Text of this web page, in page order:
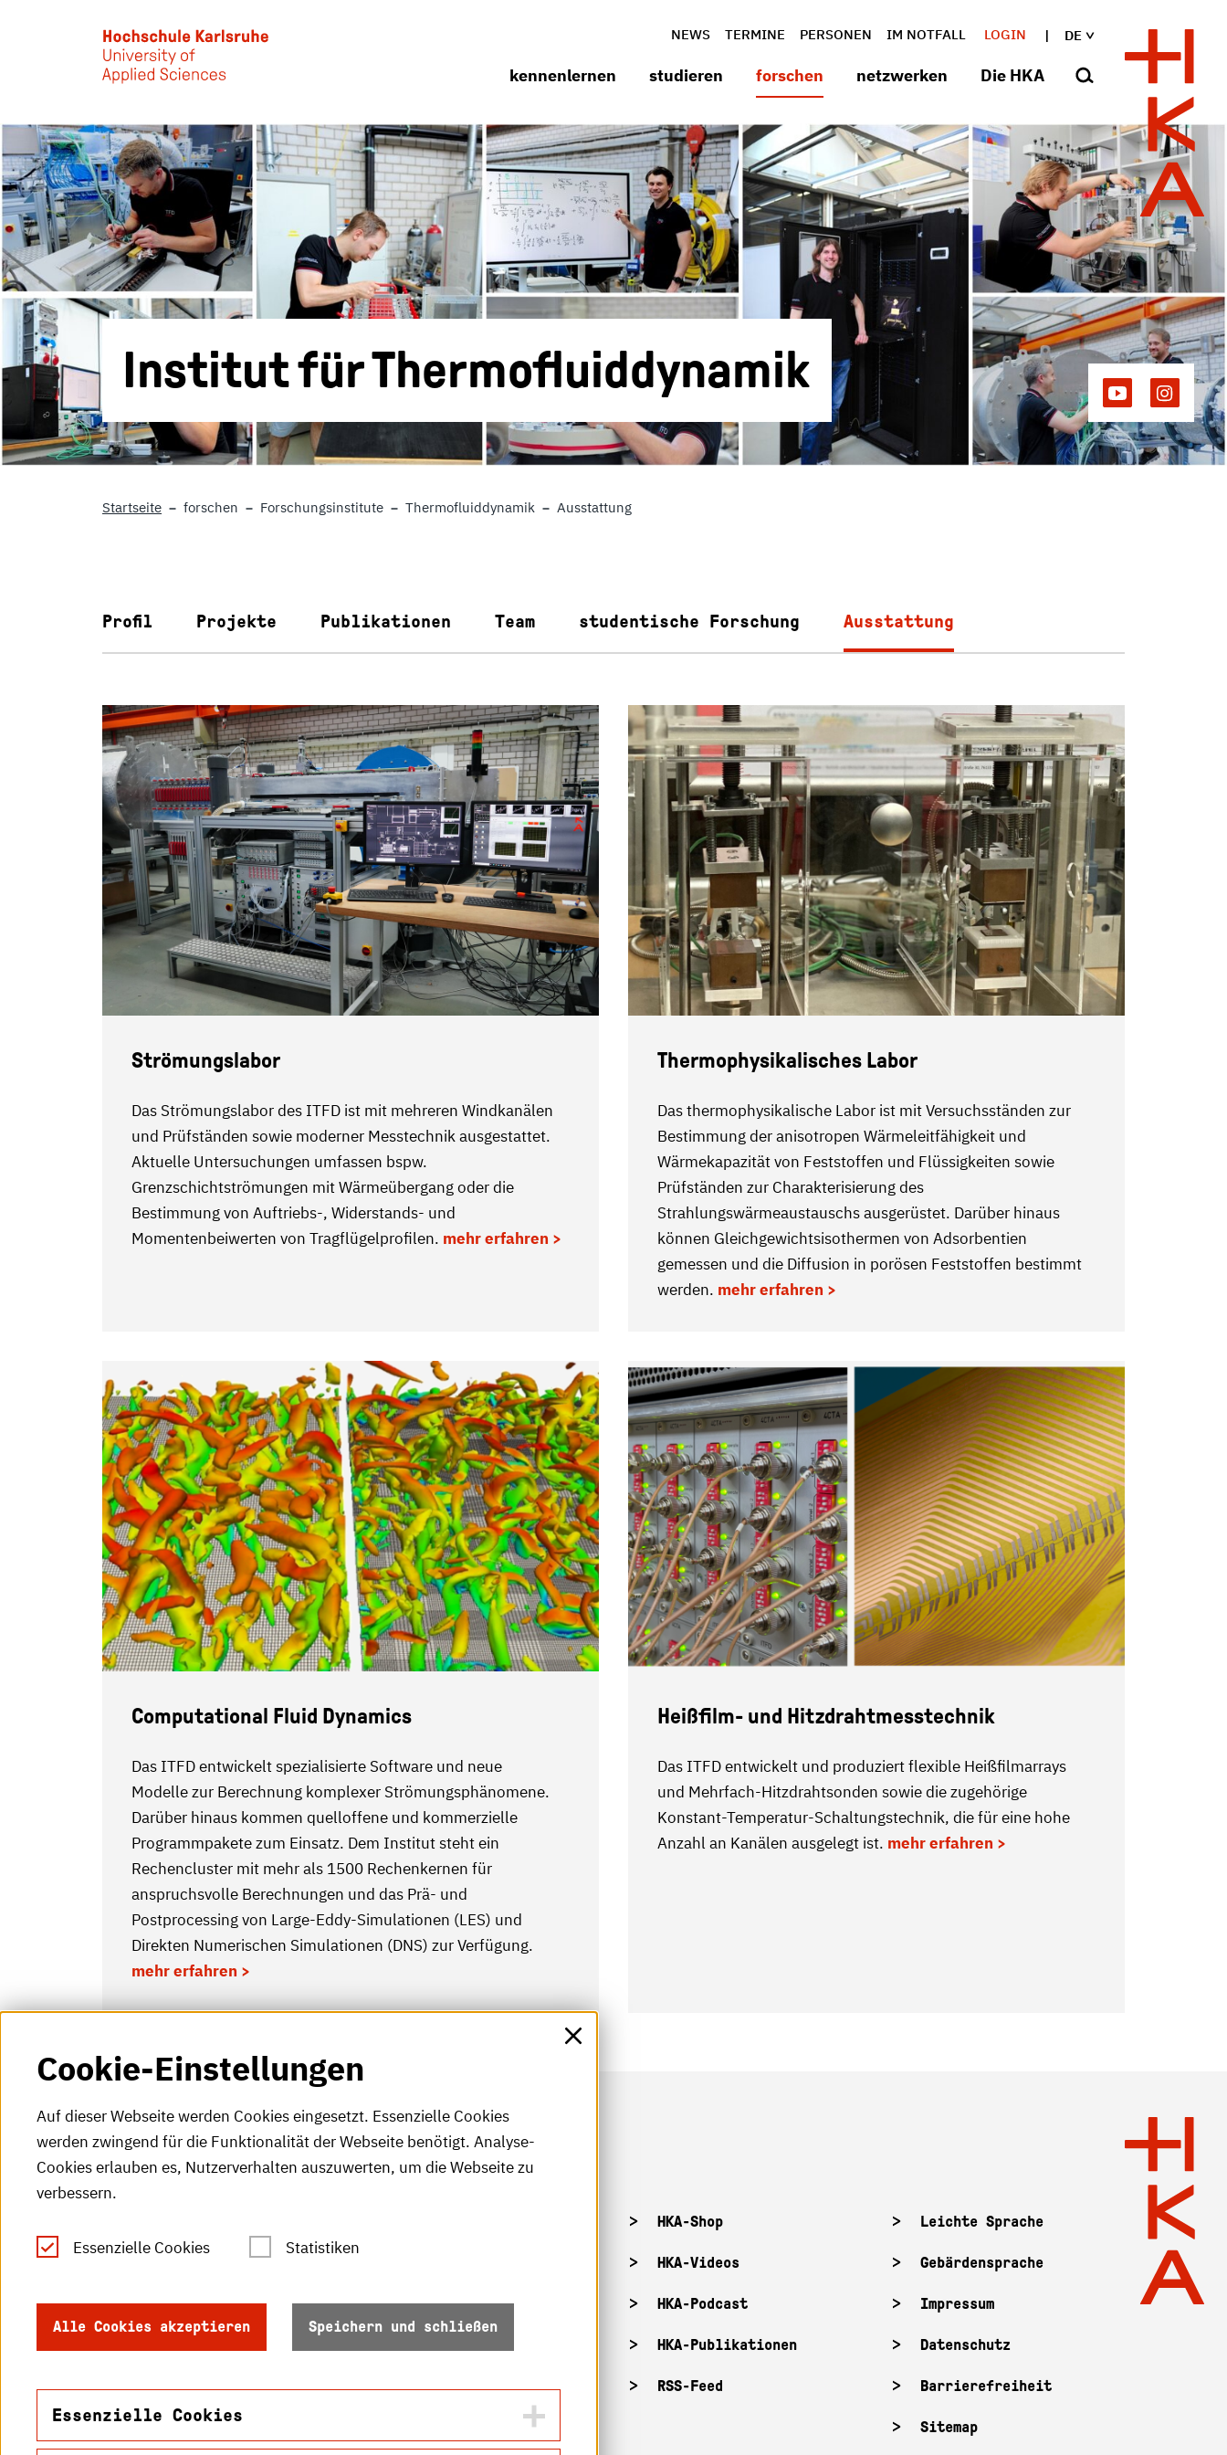
DE
NEWS TERMINE PERSONEN IM NOTFALL LOGIN
kennenlernen studieren forschen netzwerken Die HKA
Institut für Thermofluiddynamik
Startseite forschen Forschungsinstitute Thermofluiddynamik Ausstattung
Profil Projekte Publikationen Team studentische Forschung Ausstattung
Strömungslabor
Das Strömungslabor des ITFD ist mit mehreren Windkanälen
und Prüfständen sowie moderner Messtechnik ausgestattet.
Aktuelle Untersuchungen umfassen bspw.
Grenzschichtströmungen mit Wärmeübergang oder die
Bestimmung von Auftriebs-, Widerstands- und
Momentenbeiwerten von Tragflügelprofilen. mehr erfahren >
Thermophysikalisches Labor
Das thermophysikalische Labor ist mit Versuchsständen zur
Bestimmung der anisotropen Wärmeleitfähigkeit und
Wärmekapazität von Feststoffen und Flüssigkeiten sowie
Prüfständen zur Charakterisierung des
Strahlungswärmeaustauschs ausgerüstet. Darüber hinaus
können Gleichgewichtsisothermen von Adsorbentien
gemessen und die Diffusion in porösen Feststoffen bestimmt
werden. mehr erfahren >
Computational Fluid Dynamics
Das ITFD entwickelt spezialisierte Software und neue
Modelle zur Berechnung komplexer Strömungsphänomene.
Darüber hinaus kommen quelloffene und kommerzielle
Programmpakete zum Einsatz. Dem Institut steht ein
Rechencluster mit mehr als 1500 Rechenkernen für
anspruchsvolle Berechnungen und das Prä- und
Postprocessing von Large-Eddy-Simulationen (LES) und
Direkten Numerischen Simulationen (DNS) zur Verfügung.
mehr erfahren >
Heißfilm- und Hitzdrahtmesstechnik
Das ITFD entwickelt und produziert flexible Heißfilmarrays
und Mehrfach-Hitzdrahtsonden sowie die zugehörige
Konstant-Temperatur-Schaltungstechnik, die für eine hohe
Anzahl an Kanälen ausgelegt ist. mehr erfahren >
Fax: +49 (0)721 925-2000
Postfach 2440
76012 Karlsruhe
Öffnungszeiten
Security
HKA-Shop
HKA-Videos
HKA-Podcast
HKA-Publikationen
RSS-Feed
Leichte Sprache
Gebärdensprache
Impressum
Datenschutz
Barrierefreiheit
Sitemap
Cookie-Einstellungen
Auf dieser Webseite werden Cookies eingesetzt. Essenzielle Cookies
werden zwingend für die Funktionalität der Webseite benötigt. Analyse-
Cookies erlauben es, Nutzerverhalten auszuwerten, um die Webseite zu
verbessern.
Essenzielle Cookies Statistiken
Alle Cookies akzeptieren Speichern und schließen
Essenzielle Cookies